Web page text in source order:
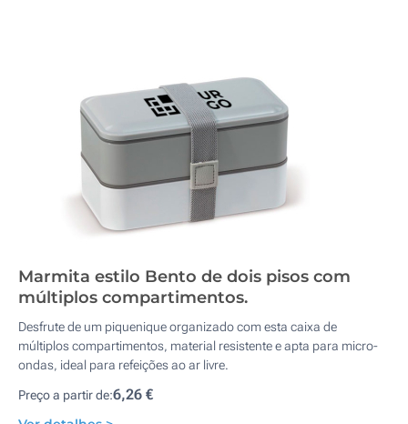
Marmita estilo Bento de dois pisos com
múltiplos compartimentos.
Desfrute de um piquenique organizado com esta caixa de
múltiplos compartimentos, material resistente e apta para micro-
ondas, ideal para refeições ao ar livre.
Preço a partir de:6,26 €